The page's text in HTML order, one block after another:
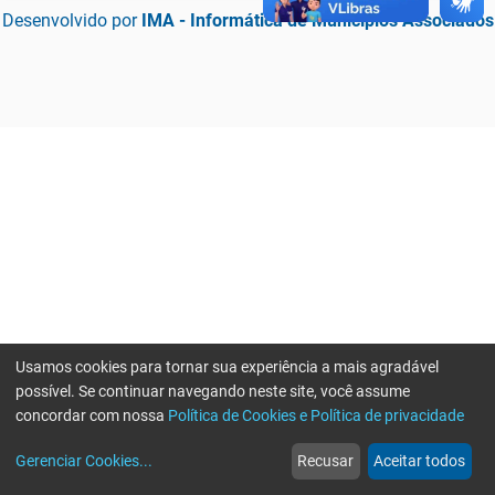
Desenvolvido por IMA - Informática de Municípios Associados
web
Notícias
more_horiz
Mais
Usamos cookies para tornar sua experiência a mais agradável
possível. Se continuar navegando neste site, você assume
concordar com nossa Política de Cookies e Política de privacidade
Gerenciar Cookies... Recusar Aceitar todos
Erro ao enviar informações, por favor tente novamente